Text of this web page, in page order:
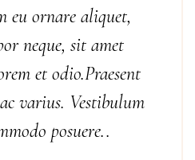
eu ornare aliquet,
neque, sit amet
et odio.Praesent
varius. Vestibulum
posuere..